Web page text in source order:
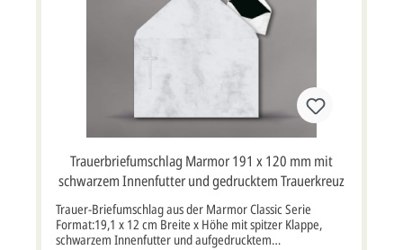
Trauerbriefumschlag Marmor 191 x 120 mm mit
schwarzem Innenfutter und gedrucktem Trauerkreuz
Trauer-Briefumschlag aus der Marmor Classic Serie
Format:19,1 x 12 cm Breite x Höhe mit spitzer Klappe,
schwarzem Innenfutter und aufgedrucktem